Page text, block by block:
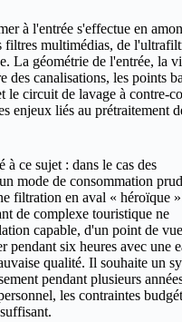
à l'entrée s'effectue en
filtres multimédias, de
La géométrie de l'entrée, la
des canalisations, les points
le circuit de lavage à contre-
enjeux liés au prétraitement
ce sujet : dans le cas des
mode de consommation
filtration en aval « héroïque
de complexe touristique ne
capable, d'un point de vue
pendant six heures avec une
qualité. Il souhaite un
pendant plusieurs
les contraintes